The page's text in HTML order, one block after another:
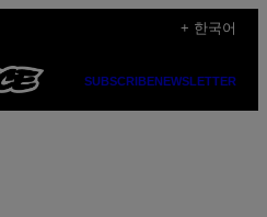
+ 한국어
SUBSCRIBENEWSLETTER